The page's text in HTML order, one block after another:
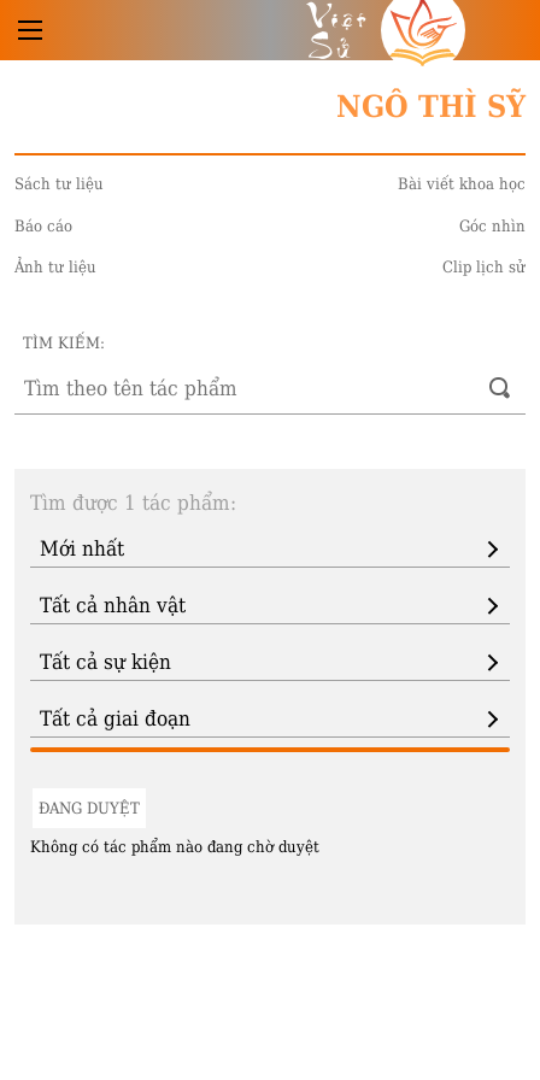
Việt
Sử
NGÔ THÌ SỸ
Sách tư liệu Bài viết khoa học
Báo cáo Góc nhìn
Ảnh tư liệu Clip lịch sử
TÌM KIẾM:
Tìm được 1 tác phẩm:
ĐANG DUYỆT
Không có tác phẩm nào đang chờ duyệt